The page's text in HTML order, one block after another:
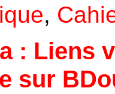
,
: Liens
sur